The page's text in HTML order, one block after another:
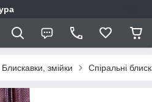
Блискавки, змійки Спіральні